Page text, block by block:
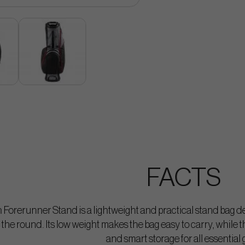
FACTS
Forerunner Stand is a lightweight and practical stand bag
round. Its low weight makes the bag easy to carry,
and smart storage for all essential